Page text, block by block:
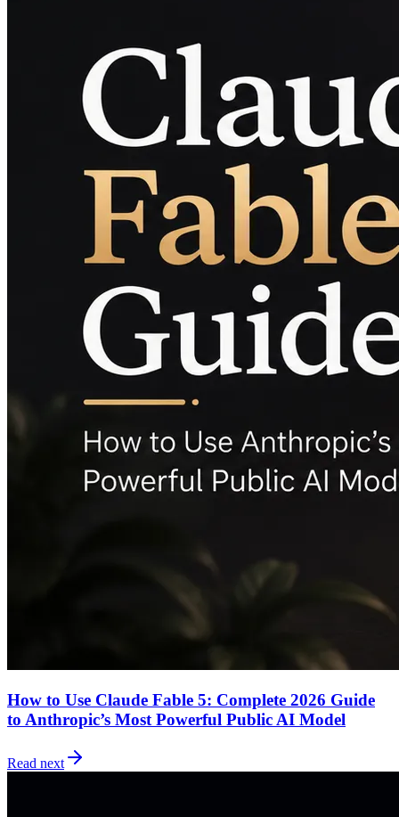
How to Use Claude Fable 5: Complete 2026 Guide
to Anthropic’s Most Powerful Public AI Model
Read next